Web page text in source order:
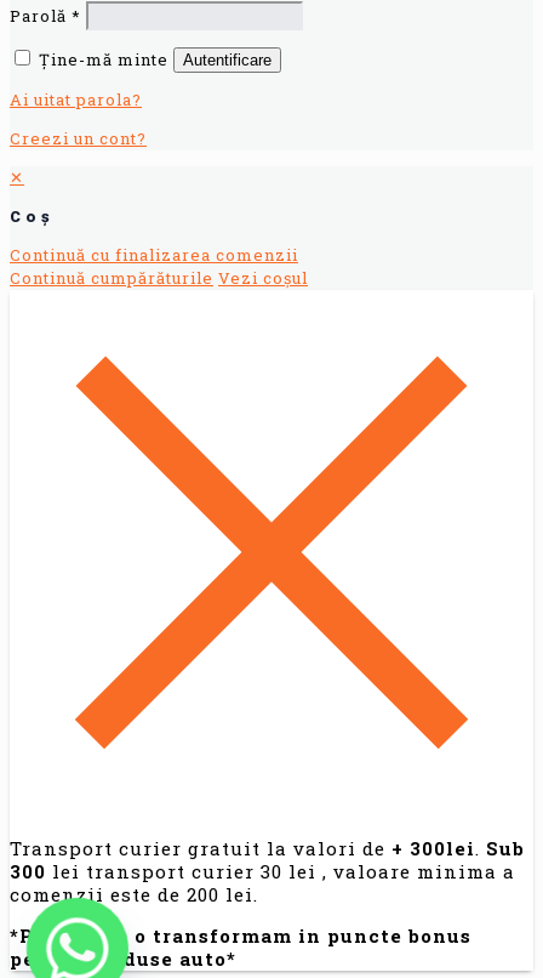
Parolă *
Ține-mă minte
Autentificare
Ai uitat parola?
Creezi un cont?
✕
Coș
Continuă cu finalizarea comenzii
Continuă cumpărăturile Vezi coșul
Transport curier gratuit la valori de + 300lei. Sub
300 lei transport curier 30 lei , valoare minima a
comenzii este de 200 lei.
*Părerea ta o transformam in puncte bonus
pentru produse auto*